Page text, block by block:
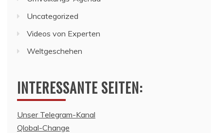
Uncategorized
Videos von Experten
Weltgeschehen
INTERESSANTE SEITEN:
Unser Telegram-Kanal
Qlobal-Change